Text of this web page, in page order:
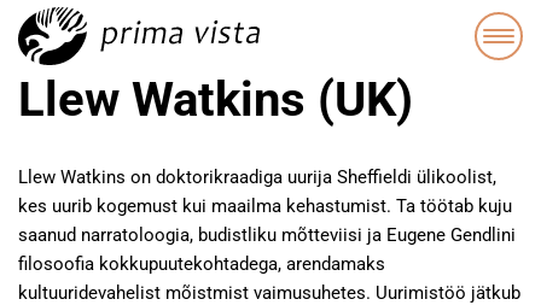
Llew Watkins (UK)
Llew Watkins on doktorikraadiga uurija Sheffieldi ülikoolist,
kes uurib kogemust kui maailma kehastumist. Ta töötab kuju
saanud narratoloogia, budistliku mõtteviisi ja Eugene Gendlini
filosoofia kokkupuutekohtadega, arendamaks
kultuuridevahelist mõistmist vaimusuhetes. Uurimistöö jätkub